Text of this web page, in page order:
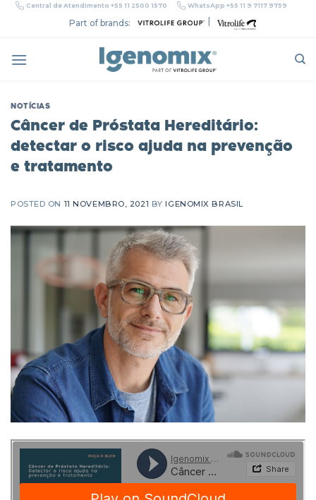
Skip Central de Atendimento +55 11 2500 1570 WhatsApp +55 11 9 7117 9759
Part of brands:
NOTÍCIAS
Câncer de Próstata Hereditário:
detectar o risco ajuda na prevenção
e tratamento
POSTED ON 11 NOVEMBRO, 2021 BYIGENOMIX BRASIL